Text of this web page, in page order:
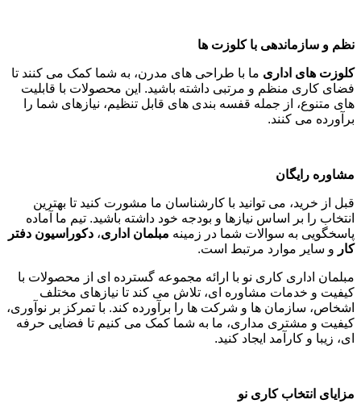
نظم و سازماندهی با کلوزت ها
کلوزت های اداری ما با طراحی های مدرن، به شما کمک می کنند تا
فضای کاری منظم و مرتبی داشته باشید. این محصولات با قابلیت
های متنوع، از جمله قفسه بندی های قابل تنظیم، نیازهای شما را
برآورده می کنند.
مشاوره رایگان
قبل از خرید، می توانید با کارشناسان ما مشورت کنید تا بهترین
انتخاب را بر اساس نیازها و بودجه خود داشته باشید. تیم ما آماده
پاسخگویی به سوالات شما در زمینه مبلمان اداری، دکوراسیون دفتر
کار و سایر موارد مرتبط است.
مبلمان اداری کاری نو با ارائه مجموعه گسترده ای از محصولات با
کیفیت و خدمات مشاوره ای، تلاش می کند تا نیازهای مختلف
اشخاص، سازمان ها و شرکت ها را برآورده کند. با تمرکز بر نوآوری،
کیفیت و مشتری مداری، ما به شما کمک می کنیم تا فضایی حرفه
ای، زیبا و کارآمد ایجاد کنید.
مزایای انتخاب کاری نو